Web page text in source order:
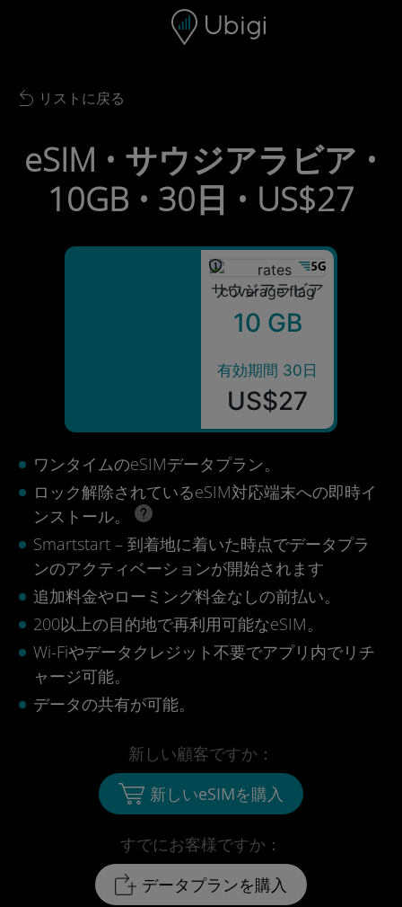
ナビゲーションバー フッター
Back to list
リストに戻る
eSIM • サウジアラビア •
10GB • 30日 • US$27
サウジアラビア
10 GB
有効期間 30日
US$27
ワンタイムのeSIMデータプラン。
ロック解除されているeSIM対応端末への即時イ
ンストール。
Smartstart – 到着地に着いた時点でデータプラ
ンのアクティベーションが開始されます
追加料金やローミング料金なしの前払い。
200以上の目的地で再利用可能なeSIM。
Wi-Fiやデータクレジット不要でアプリ内でリチ
ャージ可能。
データの共有が可能。
すでにお客様ですか：
データプランを購入
新しい顧客ですか：
新しいeSIMを購入